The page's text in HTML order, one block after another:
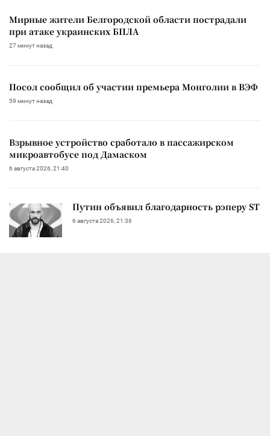
Мирные жители Белгородской области пострадали
при атаке украинских БПЛА
27 минут назад
Посол сообщил об участии премьера Монголии в ВЭФ
59 минут назад
Взрывное устройство сработало в пассажирском
микроавтобусе под Дамаском
6 августа 2026, 21:40
Путин объявил благодарность рэперу ST
6 августа 2026, 21:36